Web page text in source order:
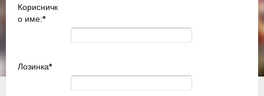
Корисничк
о име:*
Лозинка*